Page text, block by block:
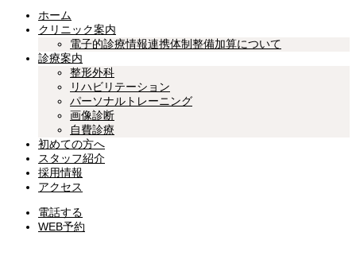
ホーム
クリニック案内
電子的診療情報連携体制整備加算について
診療案内
整形外科
リハビリテーション
パーソナルトレーニング
画像診断
自費診療
初めての方へ
スタッフ紹介
採用情報
アクセス
電話する
WEB予約